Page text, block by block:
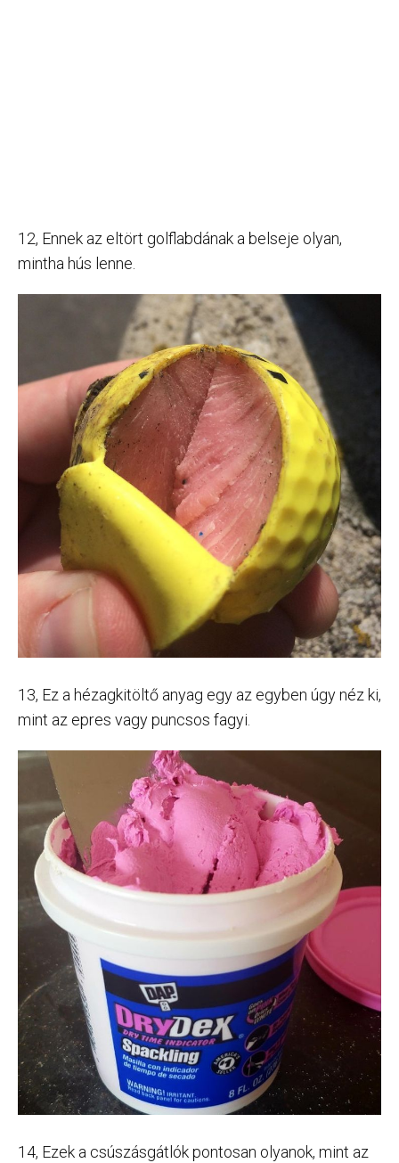
12, Ennek az eltört golflabdának a belseje olyan,
mintha hús lenne.
13, Ez a hézagkitöltő anyag egy az egyben úgy néz ki,
mint az epres vagy puncsos fagyi.
14, Ezek a csúszásgátlók pontosan olyanok, mint az